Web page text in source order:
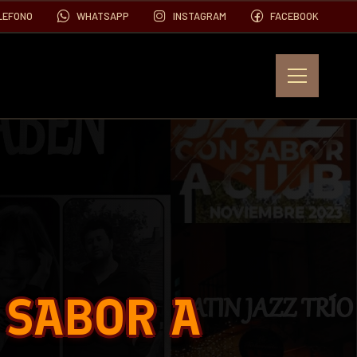
WHATSAPP INSTAGRAM FACEBOOK
A
EVENTOS
FOTOS
CONTACTO